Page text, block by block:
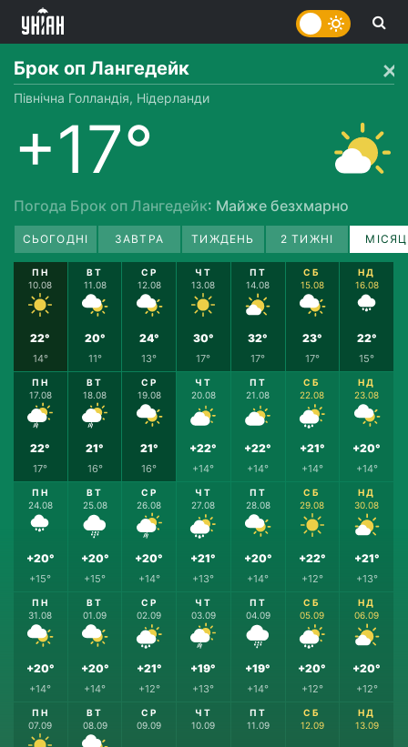
Брок оп Лангедейк
Північна Голландія, Нідерланди
+17°
Погода Брок оп Лангедейк: Майже безхмарно
СЬОГОДНІ ЗАВТРА ТИЖДЕНЬ 2 ТИЖНІ
ПН
10.08
22°
14°
ВТ
11.08
20°
11°
СР
12.08
24°
13°
ЧТ
13.08
30°
17°
ПТ
14.08
32°
17°
СБ
15.08
23°
17°
НД
16.08
22°
15°
ПН
17.08
22°
17°
ВТ
18.08
21°
16°
СР
19.08
21°
16°
ЧТ
20.08
+22°
+14°
ПТ
21.08
+22°
+14°
СБ
22.08
+21°
+14°
НД
23.08
+20°
+14°
ПН
24.08
+20°
+15°
ВТ
25.08
+20°
+15°
СР
26.08
+20°
+14°
ЧТ
27.08
+21°
+13°
ПТ
28.08
+20°
+14°
СБ
29.08
+22°
+12°
НД
30.08
+21°
+13°
ПН
31.08
+20°
+14°
ВТ
01.09
+20°
+14°
СР
02.09
+21°
+12°
ЧТ
03.09
+19°
+13°
ПТ
04.09
+19°
+14°
СБ
05.09
+20°
+12°
НД
06.09
+20°
+12°
ПН
07.09
ВТ
08.09
СР
09.09
ЧТ
10.09
ПТ
11.09
СБ
12.09
НД
13.09